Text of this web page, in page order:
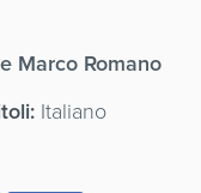
Marco Romano
Italiano